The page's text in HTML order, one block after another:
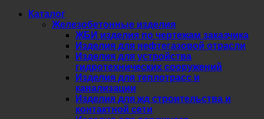
Каталог
Железобетонные изделия
ЖБИ изделия по чертежам заказчика
Изделия для нефтегазовой отрасли
Изделия для устройства
гидротехнических сооружений
Изделия для теплотрасс и
канализации
Изделия для жд строительства и
контактной сети